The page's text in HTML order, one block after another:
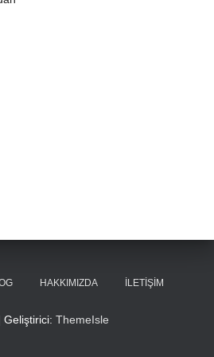
HAKKIMIZDA İLETIŞIM
Geliştirici: ThemeIsle